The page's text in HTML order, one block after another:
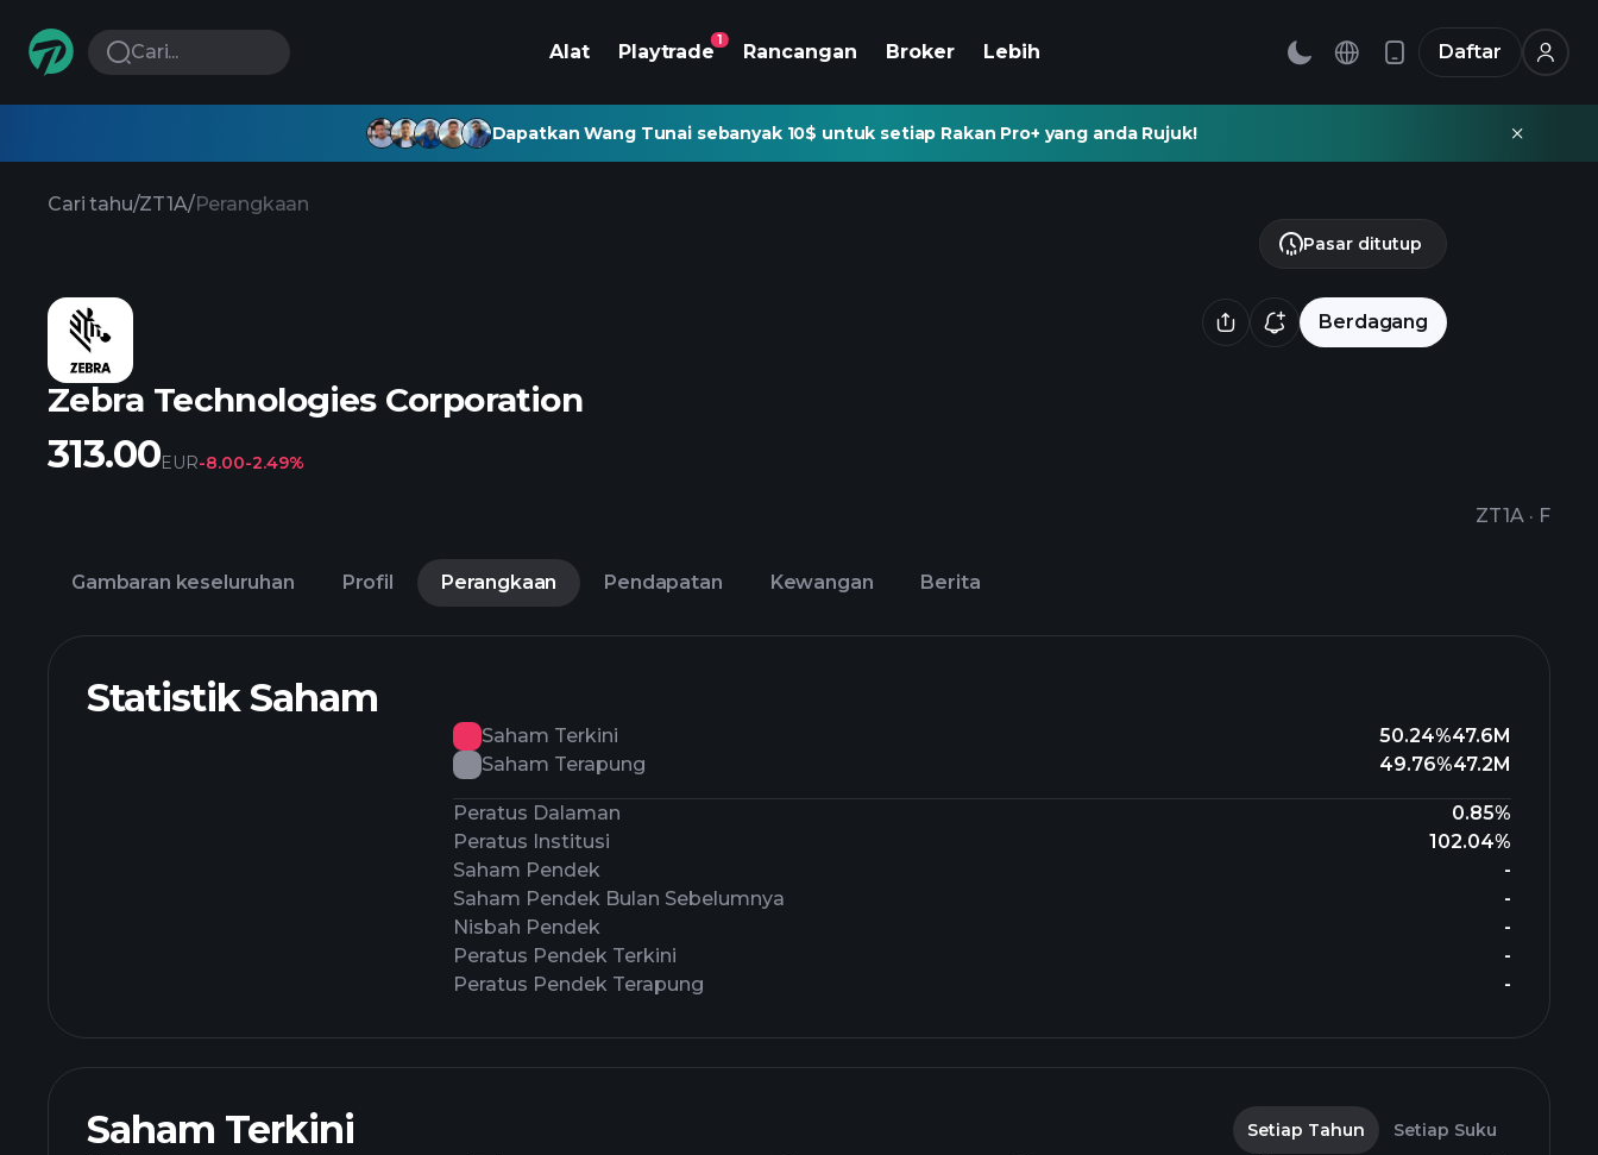
Cari... Alat Playtrade
1
Rancangan Broker Lebih Daftar
Dapatkan Wang Tunai sebanyak 10$ untuk setiap Rakan Pro+ yang anda Rujuk!
Cari tahu/ZT1A/Perangkaan
Berdagang
Zebra Technologies Corporation
ZT1A · F
Pasar ditutup
313.00EUR-8.00-2.49%
Gambaran keseluruhan Profil Perangkaan Pendapatan Kewangan Berita
Statistik Saham
Saham Terkini 50.24%47.6M
Saham Terapung
49.76%47.2M
Peratus Dalaman
0.85%
Peratus Institusi
102.04%
Saham Pendek
-
Saham Pendek Bulan Sebelumnya
-
Nisbah Pendek
-
Peratus Pendek Terkini
-
Peratus Pendek Terapung
-
Saham Terkini Setiap Tahun Setiap Suku